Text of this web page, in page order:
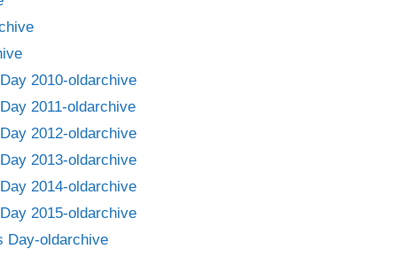
2010-oldarchive
2011-oldarchive
2012-oldarchive
2013-oldarchive
2014-oldarchive
2015-oldarchive
Day-oldarchive